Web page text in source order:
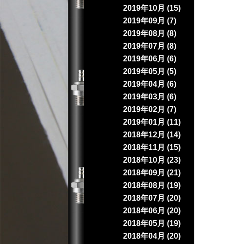
2019年10月 (15)
2019年09月 (7)
2019年08月 (8)
2019年07月 (8)
2019年06月 (6)
2019年05月 (5)
2019年04月 (6)
2019年03月 (6)
2019年02月 (7)
2019年01月 (11)
2018年12月 (14)
2018年11月 (15)
2018年10月 (23)
2018年09月 (21)
2018年08月 (19)
2018年07月 (20)
2018年06月 (20)
2018年05月 (19)
2018年04月 (20)